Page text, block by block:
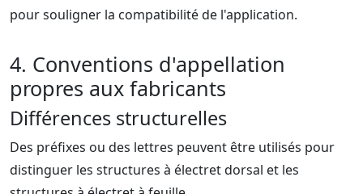
pour souligner la compatibilité de l'application.
4. Conventions d'appellation
propres aux fabricants
Différences structurelles
Des préfixes ou des lettres peuvent être utilisés pour
distinguer les structures à électret dorsal et les